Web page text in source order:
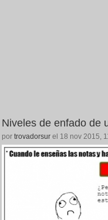
Niveles de enfado de
por trovadorsur el 18 nov 2015,